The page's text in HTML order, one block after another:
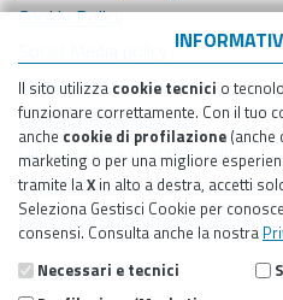
Il sito utilizza cookie tecnici o
funzionare correttamente. Con il tuo
anche cookie di profilazione (anche
marketing o per una migliore
tramite laX in alto a destra, accetti
Seleziona Gestisci Cookie per
consensi. Consulta anche la nostra
Necessari e tecnici
Cookie Policy
Note legali
Notifica atti giudiziari
Dichiarazione di accessibilità
Segnalazione problemi di
Piano di miglioramento del sito
SEGUICI SU